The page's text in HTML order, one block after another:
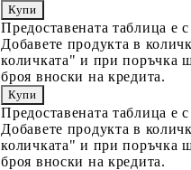
Предоставената таблица е
Добавете продукта в
количката" и при поръчка
броя вноски на кредита.
Предоставената таблица е
Добавете продукта в
количката" и при поръчка
броя вноски на кредита.